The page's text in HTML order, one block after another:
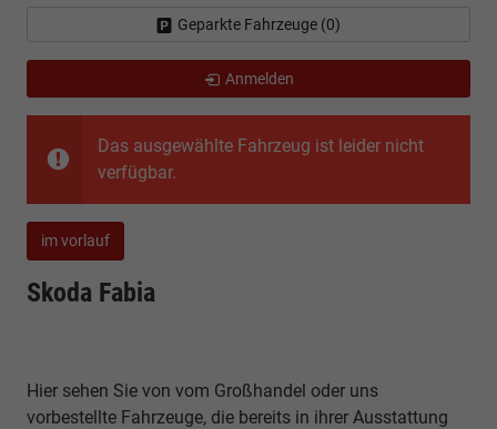
Das ausgewählte Fahrzeug ist leider nicht
verfügbar.
im vorlauf
Skoda Fabia
Hier sehen Sie von vom Großhandel oder uns
vorbestellte Fahrzeuge, die bereits in ihrer Ausstattung
Geparkte Fahrzeuge (0)
Anmelden